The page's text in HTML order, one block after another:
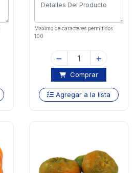
Maximo de caracteres permitidos:
100
Comprar
Agregar a la lista